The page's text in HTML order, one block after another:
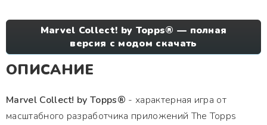
Marvel Collect! by Topps® — полная
версия с модом скачать
ОПИСАНИЕ
Marvel Collect! by Topps® - характерная игра от
масштабного разработчика приложений The Topps